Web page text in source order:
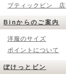
ブティックビン 店
Binからのご案内
洋服のサイズ
ポイントについて
ぽけっとビン